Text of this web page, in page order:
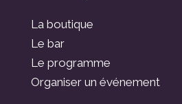
La boutique
Le bar
Le programme
Organiser un événement